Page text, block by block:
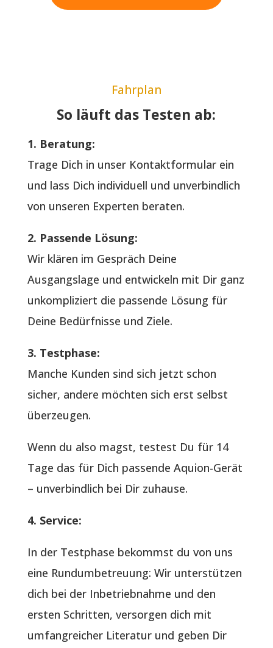
Fahrplan
So läuft das Testen ab:
1. Beratung:
Trage Dich in unser Kontaktformular ein
und lass Dich individuell und unverbindlich
von unseren Experten beraten.
2. Passende Lösung:
Wir klären im Gespräch Deine
Ausgangslage und entwickeln mit Dir ganz
unkompliziert die passende Lösung für
Deine Bedürfnisse und Ziele.
3. Testphase:
Manche Kunden sind sich jetzt schon
sicher, andere möchten sich erst selbst
überzeugen.
Wenn du also magst, testest Du für 14
Tage das für Dich passende Aquion-Gerät
– unverbindlich bei Dir zuhause.
4. Service:
In der Testphase bekommst du von uns
eine Rundumbetreuung: Wir unterstützen
dich bei der Inbetriebnahme und den
ersten Schritten, versorgen dich mit
umfangreicher Literatur und geben Dir